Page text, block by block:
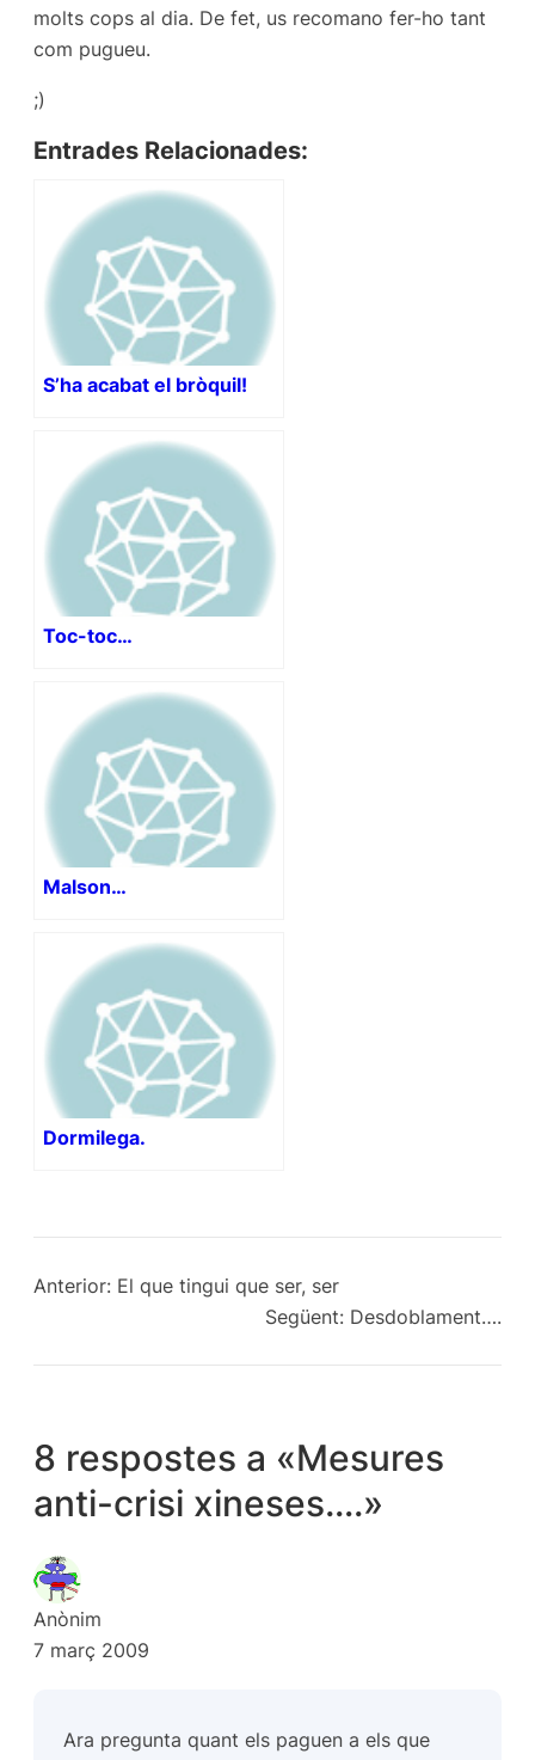
molts cops al dia. De fet, us recomano fer-ho tant
com pugueu.
;)
Entrades Relacionades:
S’ha acabat el bròquil!
Toc-toc…
Malson…
Dormilega.
Anterior: El que tingui que ser, ser
Següent: Desdoblament….
8 respostes a «Mesures
anti-crisi xineses….»
Anònim
7 març 2009
Ara pregunta quant els paguen a els que